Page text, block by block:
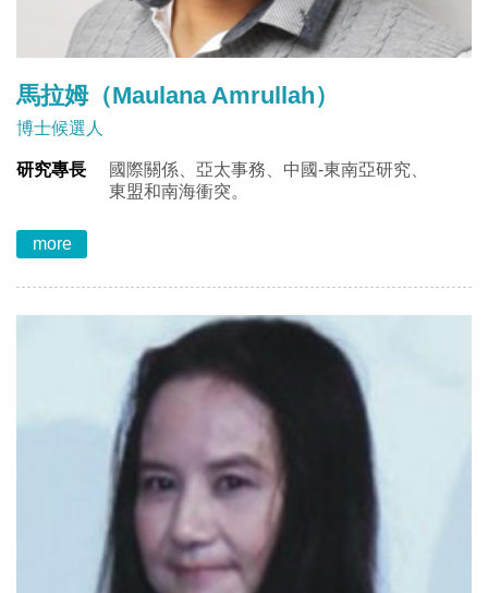
馬拉姆（Maulana Amrullah）
博士候選人
研究專長
國際關係、亞太事務、中國-東南亞研究、
東盟和南海衝突。
more